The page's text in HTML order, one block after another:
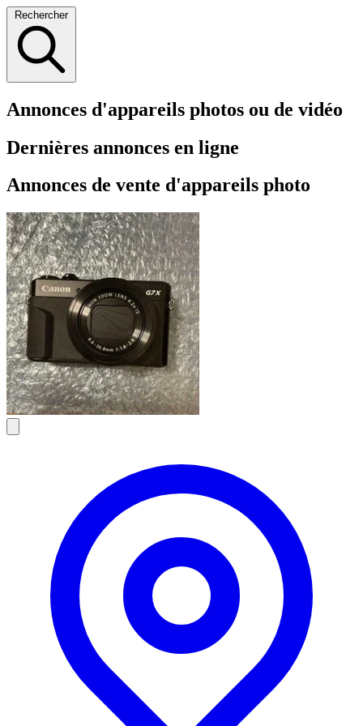
Rechercher
Annonces d'appareils photos ou de vidéo
Dernières annonces en ligne
Annonces de vente d'appareils photo